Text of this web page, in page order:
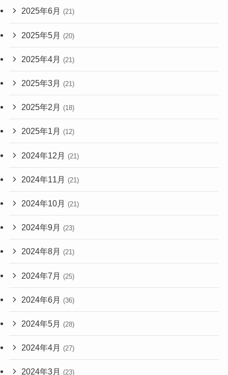
2025年6月 (21)
2025年5月 (20)
2025年4月 (21)
2025年3月 (21)
2025年2月 (18)
2025年1月 (12)
2024年12月 (21)
2024年11月 (21)
2024年10月 (21)
2024年9月 (23)
2024年8月 (21)
2024年7月 (25)
2024年6月 (36)
2024年5月 (28)
2024年4月 (27)
2024年3月 (23)